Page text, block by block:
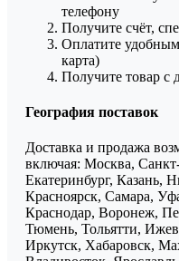
телефону
Получите счёт,
Оплатите
карта)
Получите товар с
География поставок
Доставка и продажа
включая: Москва,
Екатеринбург, Казань,
Красноярск, Самара,
Краснодар, Воронеж,
Тюмень, Тольятти,
Иркутск, Хабаровск,